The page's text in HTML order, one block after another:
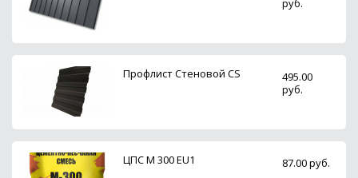
руб.
Профлист Стеновой CS
495.00
руб.
ЦПС М 300 EU1 87.00 руб.